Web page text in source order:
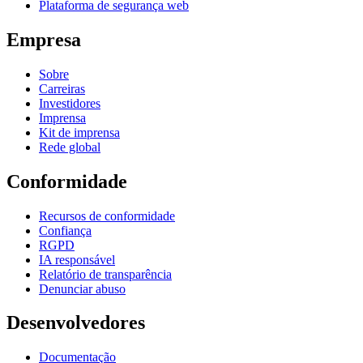
Plataforma de segurança web
Empresa
Sobre
Carreiras
Investidores
Imprensa
Kit de imprensa
Rede global
Conformidade
Recursos de conformidade
Confiança
RGPD
IA responsável
Relatório de transparência
Denunciar abuso
Desenvolvedores
Documentação